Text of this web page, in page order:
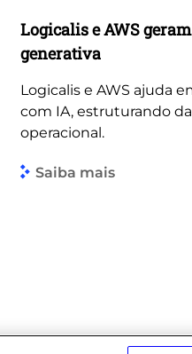
Logicalis e AWS
generativa
Logicalis e AWS ajuda
com IA, estruturando
operacional.
Saiba mais